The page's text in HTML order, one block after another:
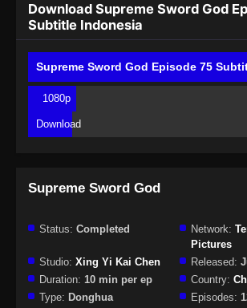
Download Supreme Sword God
Subtitle Indonesia
Supreme Sword God Episode 75
1080p
Download
Supreme Sword God
Status: Completed Network:
Pictures
Studio: Xing Yi Kai Chen Released:
Duration: 10 min per ep Country:
Type: Donghua Episodes: